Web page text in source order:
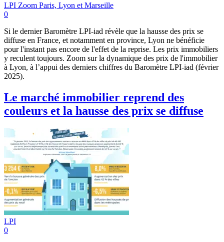
LPI Zoom Paris, Lyon et Marseille
0
Si le dernier Baromètre LPI-iad révèle que la hausse des prix se
diffuse en France, et notamment en province, Lyon ne bénéficie
pour l'instant pas encore de l'effet de la reprise. Les prix immobiliers
y reculent toujours. Zoom sur la dynamique des prix de l'immobilier
à Lyon, à l’appui des derniers chiffres du Baromètre LPI-iad (février
2025).
Le marché immobilier reprend des
couleurs et la hausse des prix se diffuse
LPI
0